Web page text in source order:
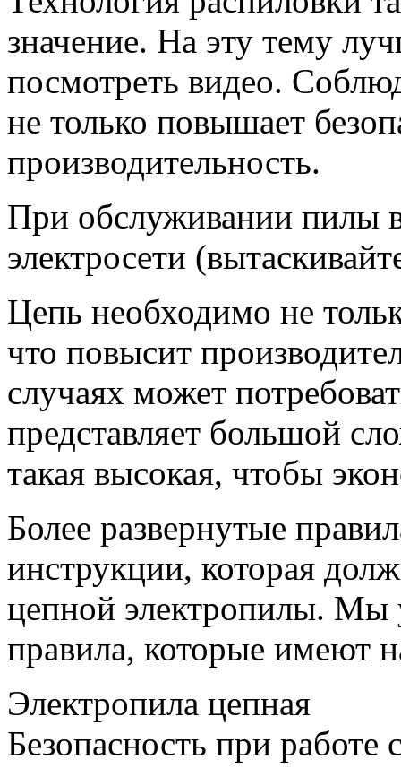
значение. На эту тему
посмотреть видео.
не только повышает
производительность.
При обслуживании пилы
электросети
Цепь необходимо не
что повысит
случаях может
представляет большой
такая высокая, чтобы
Более развернутые
инструкции, которая
цепной электропилы.
правила, которые имеют
Электропила цепная
Безопасность при работе